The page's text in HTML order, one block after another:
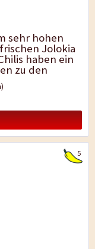
sehr hohen
Jolokia
haben ein
zu den
5